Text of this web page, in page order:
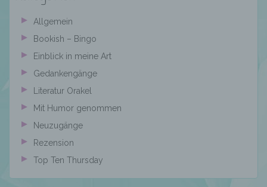
Allgemein
Bookish – Bingo
Einblick in meine Art
Gedankengänge
Literatur Orakel
Mit Humor genommen
Neuzugänge
Rezension
Top Ten Thursday
nicht. Behörden, die im Rahmen eines
bestimmten Untersuchungsauftrags nach
Mitgliedstaaten möglicherweise
personenbezogene Daten erhalten, gelten
j) Dritter
Dritter ist eine natürliche oder juristische